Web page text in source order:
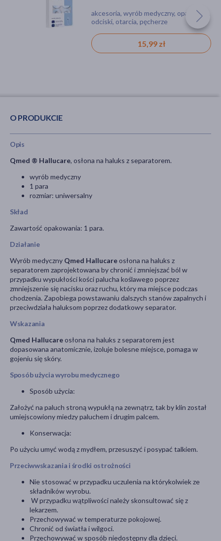
akcesoria, wyrób medyczny, opatrunek,
odciski, otarcia, pęcherze
15,99 zł
sprzęt medyczny, wyrób medyczny,
akcesoria, haluksy
21,29 zł
O PRODUKCIE
Opis
Qmed ® Hallucare, osłona na haluks z separatorem.
wyrób medyczny
1 para
rozmiar: uniwersalny
Skład
Zawartość opakowania: 1 para.
Działanie
Wyrób medyczny Qmed Hallucareosłona na haluks z
separatorem zaprojektowana by chronić i zmniejszać ból w
przypadku wypukłości kości palucha koślawego poprzez
zmniejszenie się nacisku oraz ruchu, który ma miejsce podczas
chodzenia. Zapobiega powstawaniu dalszych stanów zapalnych i
przeciwdziała haluksom poprzez dodatkowy separator.
Wskazania
Qmed Hallucareosłona na haluks z separatorem jest
dopasowana anatomicznie, izoluje bolesne miejsce, pomaga w
gojeniu się skóry.
Sposób użycia wyrobu medycznego
Sposób użycia:
Założyć na paluch stroną wypukłą na zewnątrz, tak by klin został
umiejscowiony miedzy paluchem i drugim palcem.
Konserwacja:
Po użyciu umyć wodą z mydłem, przesuszyć i posypać talkiem.
Przeciwwskazania i środki ostrożności
Nie stosować w przypadku uczulenia na którykolwiek ze
składników wyrobu.
W przypadku wątpliwości należy skonsultować się z
lekarzem.
Przechowywać w temperaturze pokojowej.
Chronić od światła i wilgoci.
Przechowywać w sposób niedostępny dla dzieci.